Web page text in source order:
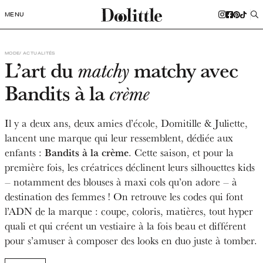
MENU
ACTUALITÉS
MODE
L’art du matchymatchy avec
Bandits à lacrème
Il y a deux ans, deux amies d’école, Domitille & Juliette,
lancent une marque qui leur ressemblent, dédiée aux
enfants : Bandits à la crème. Cette saison, et pour la
première fois, les créatrices déclinent leurs silhouettes kids
– notamment des blouses à maxi cols qu’on adore – à
destination des femmes ! On retrouve les codes qui font
l’ADN de la marque : coupe, coloris, matières, tout hyper
quali et qui créent un vestiaire à la fois beau et différent
pour s’amuser à composer des looks en duo juste à tomber.